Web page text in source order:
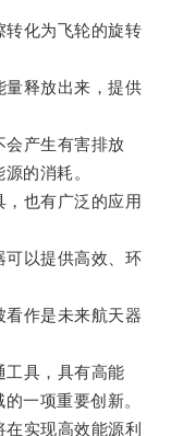
化为飞轮的旋转
释放出来，提供
产生有害排放
的消耗。
也有广泛的应用
以提供高效、环
作是未来航天器
具，具有高能
一项重要创新。
实现高效能源利